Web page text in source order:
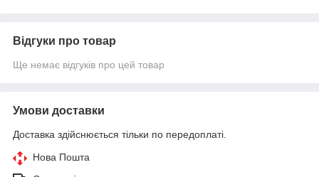
Відгуки про товар
Ще немає відгуків про цей товар
Умови доставки
Доставка здійснюється тільки по передоплаті.
Нова Пошта